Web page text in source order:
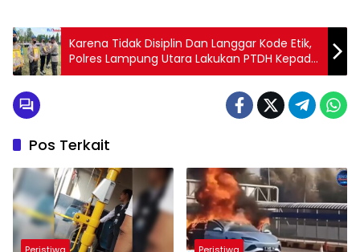
Karena Tidak Disiplin Dan Langgar Kode Etik,
Polres Lampung Utara Lakukan PTDH Kepada
Lima Personilnya
Pos Terkait